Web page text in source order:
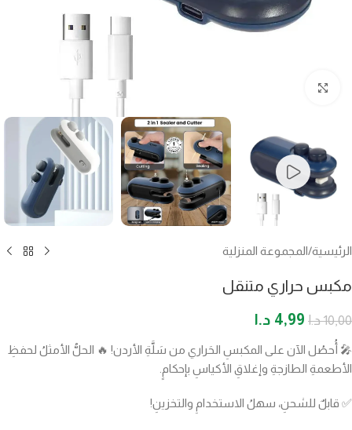
الرئيسية/المجموعة المنزلية
مكبس حراري متنقل
10,00د.ا 4,99 د.ا
🎤 أُحصُل الآن على المكبسِ الحَراري من سَلَّةِ الأردن! 🔥 الحلُّ الأمثلُ لحفظِ
الأطعمةِ الطازجةِ وإغلاقِ الأكياسِ بإحكامٍ.
✅ قابلٌ للشحنِ، سهلُ الاستخدامِ والتخزينِ!